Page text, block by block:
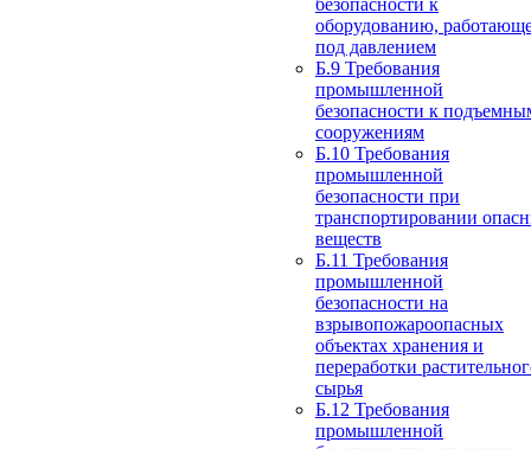
безопасности к
оборудованию,
под давлением
Б.9 Требования
промышленной
безопасности к
сооружениям
Б.10 Требования
промышленной
безопасности при
транспортировании
веществ
Б.11 Требования
промышленной
безопасности на
взрывопожароопасных
объектах хранения и
переработки
сырья
Б.12 Требования
промышленной